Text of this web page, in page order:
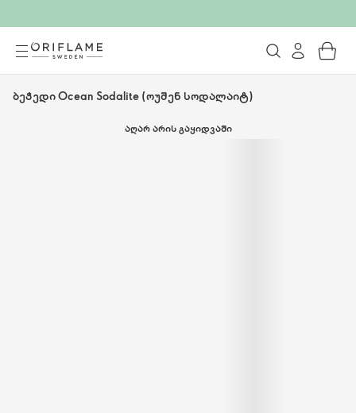
ბეჭედი Ocean Sodalite (ოუშენ სოდალაიტ)
ᲐᲦᲐᲠ ᲐᲠᲘᲡ ᲒᲐᲧᲘᲓᲕᲐᲨᲘ